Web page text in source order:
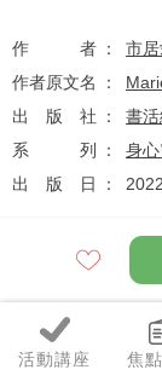
活動講座 焦
作者 市居
作者原文名
出版社
書活
系列
身
出版日
$570
優惠價